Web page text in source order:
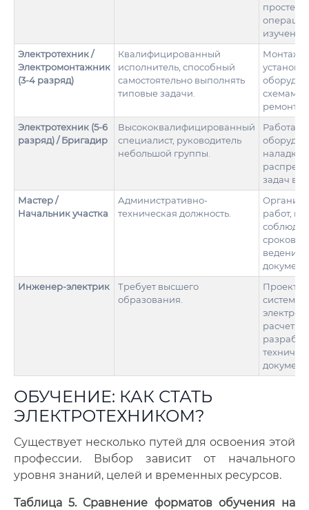
Электротехник /
Электромонтажник
(3-4 разряд)
Квалифицированный
исполнитель, способный
самостоятельно выполнять
типовые задачи.
Монтаж
схемам,
ремонт.
Электротехник (5-6
разряд) / Бригадир
Высококвалифицированный
специалист, руководитель
небольшой группы.
Работа
наладка
задач в
Мастер /
Начальник участка
Административно-
техническая должность.
работ,
сроков и
ведение
Инженер-электрик
Требует высшего
образования.
систем
расчеты,
ОБУЧЕНИЕ: КАК СТАТЬ
ЭЛЕКТРОТЕХНИКОМ?
Существует несколько путей для освоения этой
профессии. Выбор зависит от начального
уровня знаний, целей и временных ресурсов.
Таблица 5. Сравнение форматов обучения на